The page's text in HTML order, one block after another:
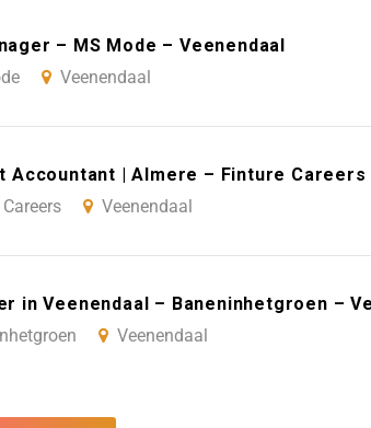
– MS Mode – Veenendaal
Veenendaal
Accountant | Almere – Finture Careers
Veenendaal
in Veenendaal – Baneninhetgroen –
Veenendaal